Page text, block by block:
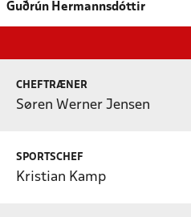
Guðrún Hermannsdóttir
CHEFTRÆNER
Søren Werner Jensen
SPORTSCHEF
Kristian Kamp